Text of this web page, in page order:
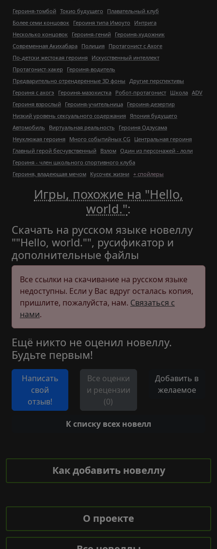
Героиня-томбой Токио будущего
Плавательный клуб
Более семи концовок Героиня типа Имоуто
Интрига
Несколько концовок Героиня-гений Героиня-художник
Современная Акихабара Полиция Протагонист с Ахоге
По-детски жестокая героиня Искусственный интеллект
Протагонист-хакер
Героиня-водитель
Предварительно отрендеренные 3D фоны Другие перспективы
Героиня с ахогэ
Героиня-мазохистка Робот-протагонист Школа ADV
Героиня взрослый Героиня-учительница Героиня-дезертир
Низкий уровень сексуального содержания Япония будущего
Автомобиль
Виртуальная реальность
Героиня Одзусама
Неуклюжая героиня Много событийных CG Центральная героиня
Главный герой бесчувственный Взлом Один из персонажей - лоли
Героиня - член школьного спортивного клуба
Героиня, владеющая мечом Кусочек жизни + спойлеры
Игры, похожие на "Hello,
world.":
Скачать на русском языке новеллу
""Hello, world."", русификатор и
дополнительные файлы
Все ссылки на скачивание на русском языке
недоступны. Если у Вас вдруг осталась копия,
пришлите, пожалуйста, нам. Связаться с
нами.
Ещё никто не оценил новеллу.
Будьте первым!
Написать
свой
отзыв!
Все оценки
и рецензии
(0)
Добавить в
желаемое
К списку всех новелл
Как добавить новеллу
О проекте